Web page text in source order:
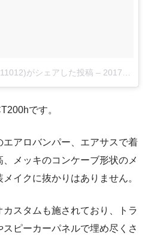
がシェアした投稿 – 2017年10月月2日午後11時35分PDT
です。
アロバンパー、エアサスで着
メッキのコンケーブ形状のメ
イクに抜かりはありません。
スタムも施されており、トラ
ピーカーパネルで埋め尽くさ